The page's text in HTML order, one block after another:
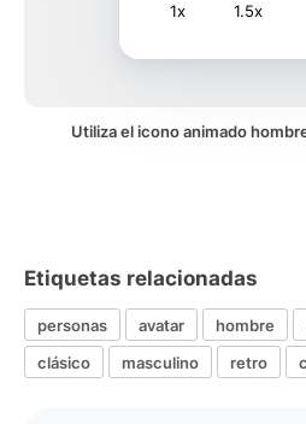
1x 1.5x
Utiliza el icono animado
Etiquetas relacionadas
personas avatar hombre
clásico
masculino retro